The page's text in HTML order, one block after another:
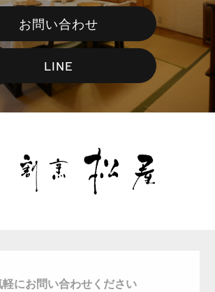
お問い合わせ
LINE
軽にお問い合わせください